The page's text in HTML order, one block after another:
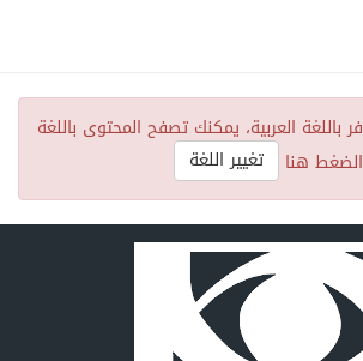
باللغة العربية، يمكنك تصفح المحتوى باللغة
الضغط هنا
تغيير اللغة